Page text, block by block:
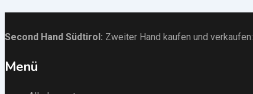
Second Hand Südtirol : Zweiter Hand kaufen und verkaufen:
Menü